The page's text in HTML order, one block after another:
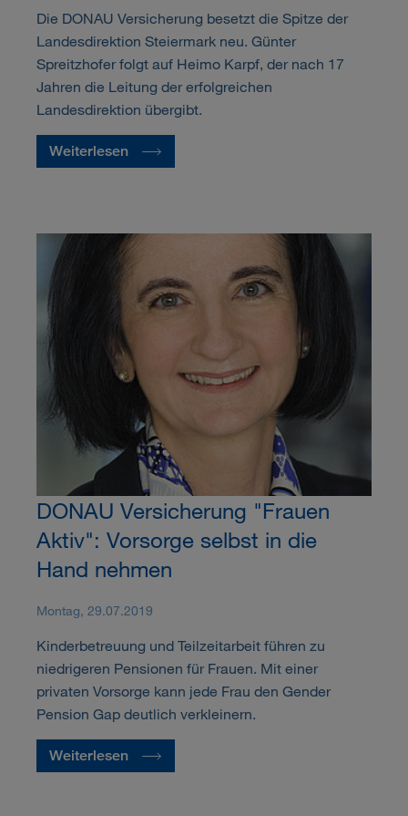
Die DONAU Versicherung besetzt die Spitze der
Landesdirektion Steiermark neu. Günter
Spreitzhofer folgt auf Heimo Karpf, der nach 17
Jahren die Leitung der erfolgreichen
Landesdirektion übergibt.
Weiterlesen
DONAU Versicherung "Frauen
Aktiv": Vorsorge selbst in die
Hand nehmen
Montag, 29.07.2019
Kinderbetreuung und Teilzeitarbeit führen zu
niedrigeren Pensionen für Frauen. Mit einer
privaten Vorsorge kann jede Frau den Gender
Pension Gap deutlich verkleinern.
Weiterlesen